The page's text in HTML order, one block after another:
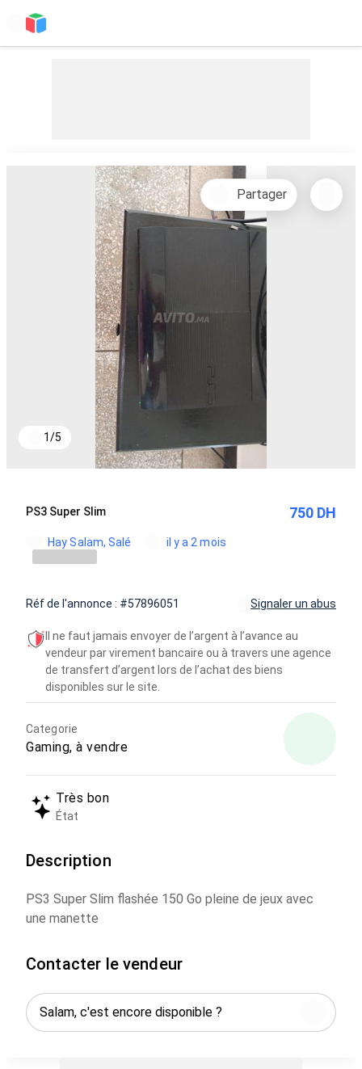
1/5
Partager
PS3 Super Slim 750 DH
Hay Salam, Salé il y a 2 mois
Réf de l'annonce : #57896051 Signaler un abus
Il ne faut jamais envoyer de l’argent à l’avance au
vendeur par virement bancaire ou à travers une agence
de transfert d’argent lors de l’achat des biens
disponibles sur le site.
Categorie
Gaming, à vendre
Très bon
État
Description
PS3 Super Slim flashée 150 Go pleine de jeux avec
une manette
Contacter le vendeur